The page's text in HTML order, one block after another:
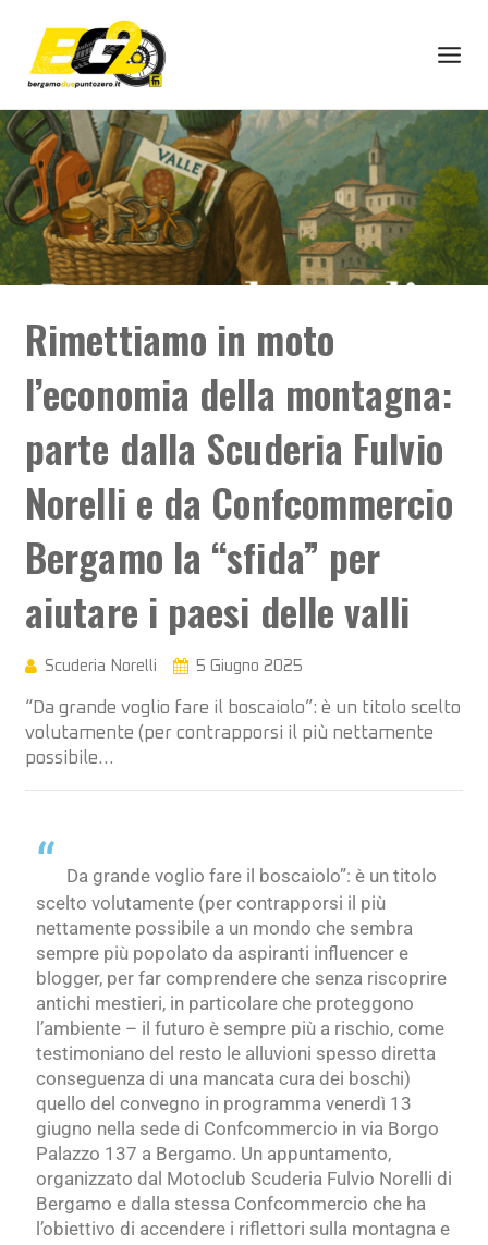
Rimettiamo in moto
l’economia della montagna:
parte dalla Scuderia Fulvio
Norelli e da Confcommercio
Bergamo la “sfida” per
aiutare i paesi delle valli
Scuderia Norelli 5 Giugno 2025
“Da grande voglio fare il boscaiolo”: è un titolo scelto
volutamente (per contrapporsi il più nettamente
possibile…
“ Da grande voglio fare il boscaiolo”: è un titolo
scelto volutamente (per contrapporsi il più
nettamente possibile a un mondo che sembra
sempre più popolato da aspiranti influencer e
blogger, per far comprendere che senza riscoprire
antichi mestieri, in particolare che proteggono
l’ambiente – il futuro è sempre più a rischio, come
testimoniano del resto le alluvioni spesso diretta
conseguenza di una mancata cura dei boschi)
quello del convegno in programma venerdì 13
giugno nella sede di Confcommercio in via Borgo
Palazzo 137 a Bergamo. Un appuntamento,
organizzato dal Motoclub Scuderia Fulvio Norelli di
Bergamo e dalla stessa Confcommercio che ha
l’obiettivo di accendere i riflettori sulla montagna e